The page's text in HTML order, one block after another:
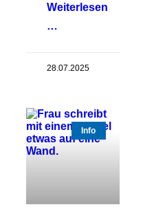
Weiterlesen
…
28.07.2025
Info